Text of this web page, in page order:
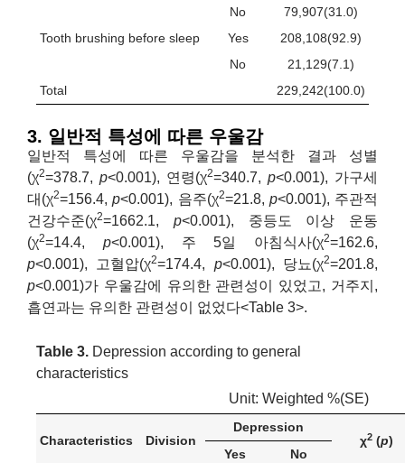
No
79,907(31.0)
Tooth brushing before sleep
Yes
208,108(92.9)
No
21,129(7.1)
Total
229,242(100.0)
3. 일반적 특성에 따른 우울감
일반적 특성에 따른 우울감을 분석한 결과 성별
(χ2=378.7, p<0.001), 연령(χ2=340.7, p<0.001), 가구세
대(χ2=156.4,p<0.001), 음주(χ2=21.8, p<0.001), 주관적
건강수준(χ2=1662.1, p<0.001), 중등도 이상 운동
(χ2=14.4, p<0.001), 주 5일 아침식사(χ2=162.6,
p<0.001), 고혈압(χ2=174.4, p<0.001), 당뇨(χ2=201.8,
p<0.001)가 우울감에 유의한 관련성이 있었고, 거주지,
흡연과는 유의한 관련성이 없었다<Table 3>.
Table 3. Depression according to general
characteristics
Unit: Weighted %(SE)
Characteristics Division
Depression
χ2(p)
Yes
No